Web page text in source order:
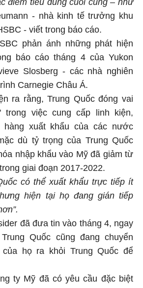
điểm tiêu dùng cuối cùng – như
- nhà kinh tế trưởng khu
- viết trong báo cáo.
phản ánh những phát hiện
báo cáo tháng 4 của Yukon
Slosberg - các nhà nghiên
Carnegie Châu Á.
ra rằng, Trung Quốc đóng vai
trong việc cung cấp linh kiện,
hàng xuất khẩu của các nước
dù tỷ trọng của Trung Quốc
nhập khẩu vào Mỹ đã giảm từ
giai đoạn 2017-2022.
có thể xuất khẩu trực tiếp ít
hiện tại họ đang gián tiếp
đã đưa tin vào tháng 4, ngay
Quốc cũng đang chuyển
họ ra khỏi Trung Quốc để
ty Mỹ đã có yêu cầu đặc biệt